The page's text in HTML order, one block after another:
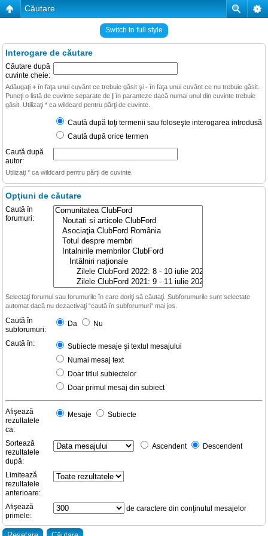
Căutare
Switch to full style
Interogare de căutare
Căutare după
cuvinte cheie:
Adăugaţi + în faţa unui cuvânt ce trebuie găsit şi - în faţa unui cuvânt ce nu trebuie găsit.
Puneţi o listă de cuvinte separate de | în paranteze dacă numai unul din cuvinte trebuie
găsit. Utilizaţi * ca wildcard pentru părţi de cuvinte.
Caută după toţi termenii sau foloseşte interogarea introdusă
Caută după orice termen
Caută după
autor:
Utilizaţi * ca wildcard pentru părţi de cuvinte.
Opţiuni de căutare
Caută în
forumuri:
Selectaţi forumul sau forumurile în care doriţi să căutaţi. Subforumurile sunt selectate
automat dacă nu dezactivaţi “caută în subforumuri“ mai jos.
Caută în
subforumuri:
Da Nu
Caută în:
Subiecte mesaje şi textul mesajului
Numai mesaj text
Doar titlul subiectelor
Doar primul mesaj din subiect
Afişează
rezultatele
ca:
Mesaje Subiecte
Sortează
rezultatele
după:
Ascendent Descendent
Limitează
rezultatele
anterioare:
Afişează
primele:
de caractere din conţinutul mesajelor